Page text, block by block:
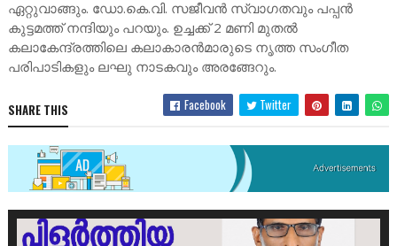
ഏറ്റുവാങ്ങും. ഡോ.കെ.വി. സജീവന്‍ സ്വാഗതവും പപ്പന്‍
കുട്ടമത്ത് നന്ദിയും പറയും. ഉച്ചക്ക് 2 മണി മുതല്‍
കലാകേന്ദ്രത്തിലെ കലാകാരന്‍മാരുടെ നൃത്ത സംഗീത
പരിപാടികളും ലഘു നാടകവും അരങ്ങേറും.
SHARE THIS Facebook Twitter